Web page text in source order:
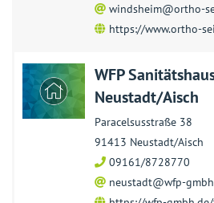
windsheim@ortho-
https://www.ortho-
WFP
Neustadt/Aisch
Paracelsusstraße 38
91413 Neustadt/Aisch
09161/8728770
neustadt@wfp-